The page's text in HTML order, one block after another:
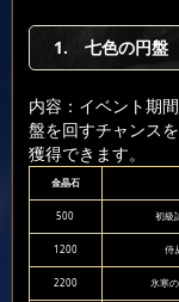
1. 七色の円盤
内容：イベント期
盤を回すチャンス
獲得できます。
金晶石
500 初級
1200 侍
2200 氷寒